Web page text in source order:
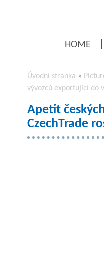
HOME
Úvodní stránka »
vývozců exportující do
Apetit
CzechTrade